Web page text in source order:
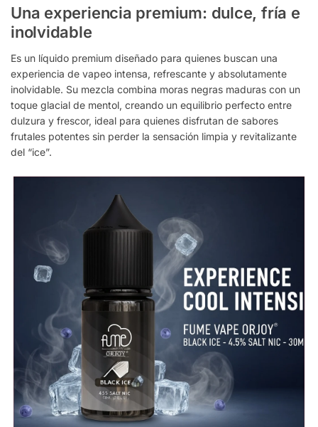
Una experiencia premium: dulce, fría e
inolvidable
Es un líquido premium diseñado para quienes buscan una
experiencia de vapeo intensa, refrescante y absolutamente
inolvidable. Su mezcla combina moras negras maduras con un
toque glacial de mentol, creando un equilibrio perfecto entre
dulzura y frescor, ideal para quienes disfrutan de sabores
frutales potentes sin perder la sensación limpia y revitalizante
del “ice”.